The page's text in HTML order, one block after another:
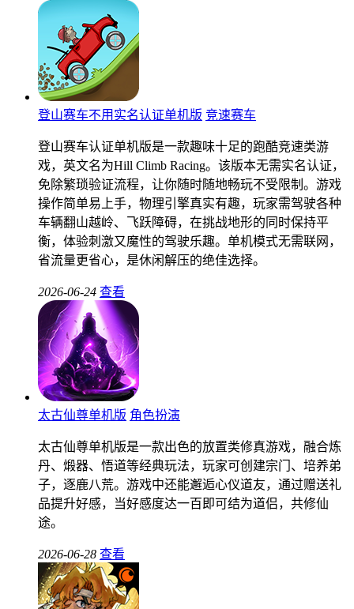
登山赛车不用实名认证单机版 竞速赛车
登山赛车认证单机版是一款趣味十足的跑酷竞速类游
戏，英文名为Hill Climb Racing。该版本无需实名认证，
免除繁琐验证流程，让你随时随地畅玩不受限制。游戏
操作简单易上手，物理引擎真实有趣，玩家需驾驶各种
车辆翻山越岭、飞跃障碍，在挑战地形的同时保持平
衡，体验刺激又魔性的驾驶乐趣。单机模式无需联网，
省流量更省心，是休闲解压的绝佳选择。
2026-06-24 查看
太古仙尊单机版 角色扮演
太古仙尊单机版是一款出色的放置类修真游戏，融合炼
丹、煅器、悟道等经典玩法，玩家可创建宗门、培养弟
子，逐鹿八荒。游戏中还能邂逅心仪道友，通过赠送礼
品提升好感，当好感度达一百即可结为道侣，共修仙
途。
2026-06-28 查看